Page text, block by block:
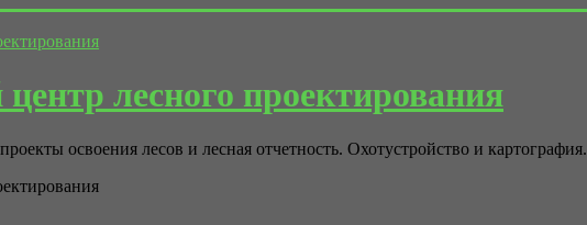
лесного проектирования
освоения лесов и лесная отчетность. Охотустройство и картография.